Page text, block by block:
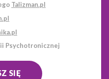
Talizman.pl
Psychotronicznej
SIĘ